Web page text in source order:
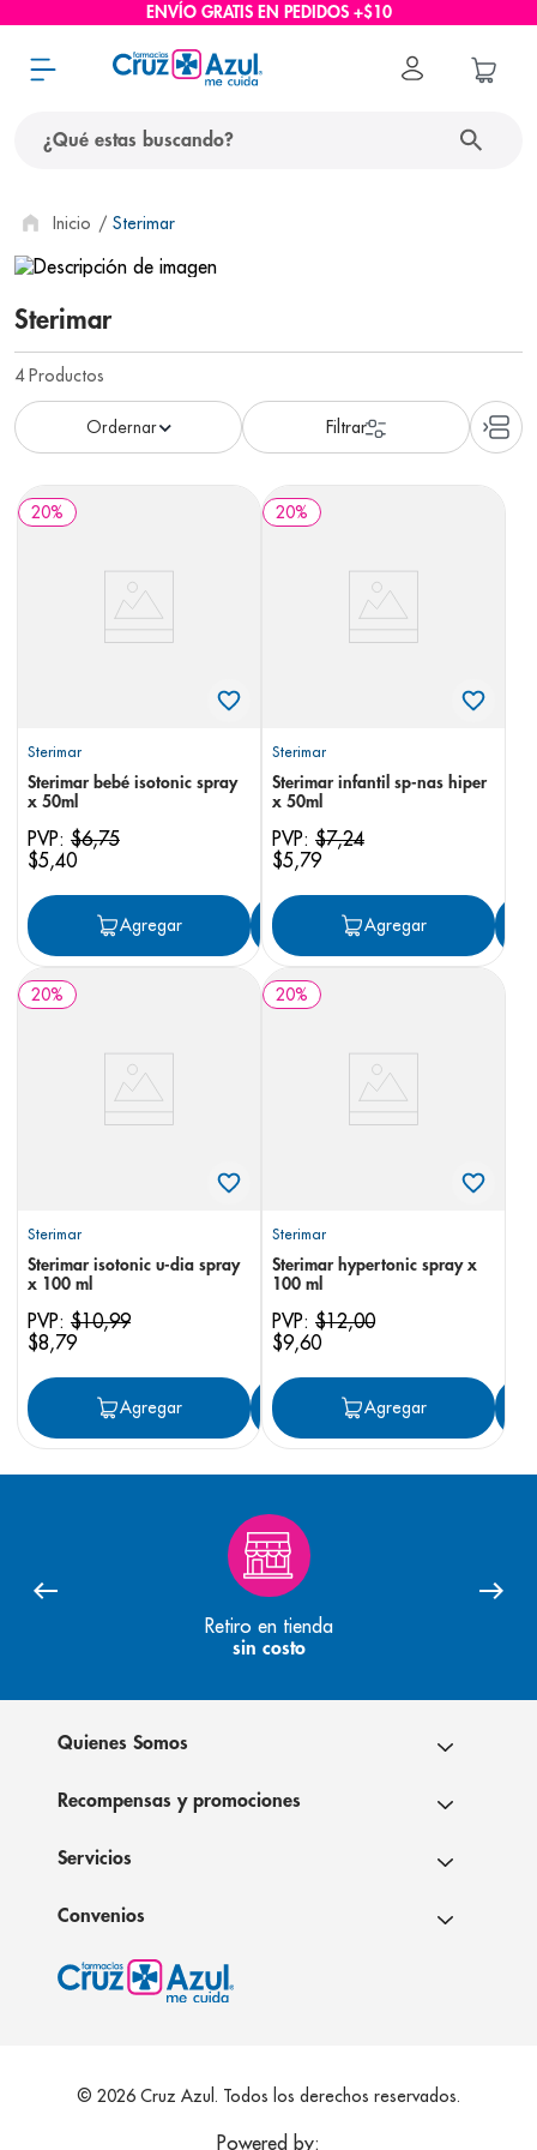
ENVÍO GRATIS EN PEDIDOS +$10
Sterimar
Sterimar
4Productos
20%
Sterimar
Sterimar bebé isotonic spray
x 50ml
PVP: $6,75
$5,40
Agregar Agregar
20%
Sterimar
Sterimar infantil sp-nas hiper
x 50ml
PVP: $7,24
$5,79
Agregar
20%
Sterimar
Sterimar isotonic u-dia spray
x 100 ml
PVP: $10,99
$8,79
Agregar Agregar
20%
Sterimar
Sterimar hypertonic spray x
100 ml
PVP: $12,00
$9,60
Agregar
Retiro en tienda
sin costo
Quienes Somos
Recompensas y promociones
Servicios
Convenios
© 2026 Cruz Azul. Todos los derechos reservados.
Powered by:
términos más buscados
1. protector solar
2. pañales
3. eucerin
4. cerave
nivea
6. shampoo
7.
panolini
prueba embarazo